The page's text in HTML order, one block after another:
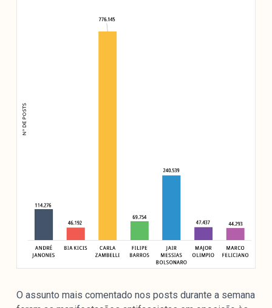
O assunto mais comentado nos posts durante a semana